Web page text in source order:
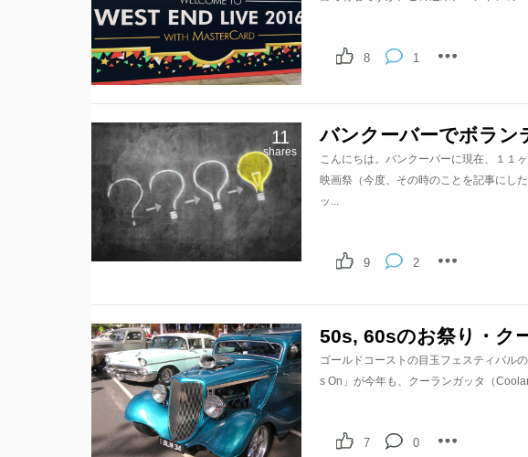
1
8
バンクーバーでボラン
こんにちは。バンクーバーに現在、１１
映画祭（今度、その時のことを記事にし
ッ...
2
9
11
shares
50s, 60sのお祭り・ク
ゴールドコーストの目玉フェスティバル
s On」が今年も、クーランガッタ（
0
7